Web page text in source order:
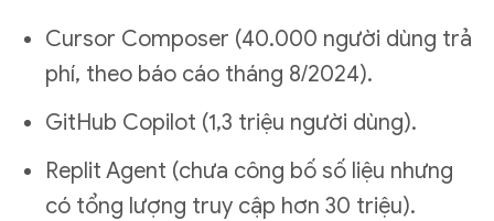
Cursor Composer (40.000 người dùng trả
phí, theo báo cáo tháng 8/2024).
GitHub Copilot (1,3 triệu người dùng).
Replit Agent (chưa công bố số liệu nhưng
có tổng lượng truy cập hơn 30 triệu).